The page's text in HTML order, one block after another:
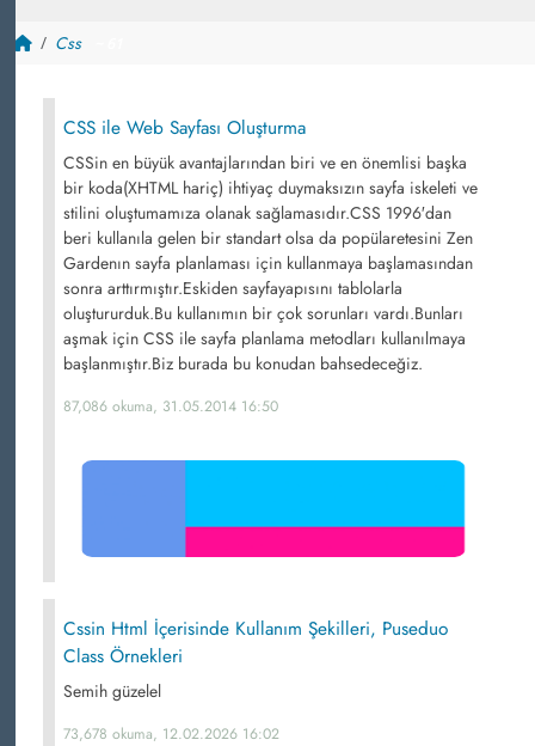
Css
CSS ile Web Sayfası Oluşturma
CSSin en büyük avantajlarından biri ve en önemlisi başka
bir koda(XHTML hariç) ihtiyaç duymaksızın sayfa iskeleti ve
stilini oluştumamıza olanak sağlamasıdır.CSS 1996′dan
beri kullanıla gelen bir standart olsa da popülaretesini Zen
Gardenın sayfa planlaması için kullanmaya başlamasından
sonra arttırmıştır.Eskiden sayfayapısını tablolarla
oluştururduk.Bu kullanımın bir çok sorunları vardı.Bunları
aşmak için CSS ile sayfa planlama metodları kullanılmaya
başlanmıştır.Biz burada bu konudan bahsedeceğiz.
87,086 okuma, 31.05.2014 16:50
Cssin Html İçerisinde Kullanım Şekilleri, Puseduo
Class Örnekleri
Semih güzelel
73,678 okuma, 12.02.2026 16:02